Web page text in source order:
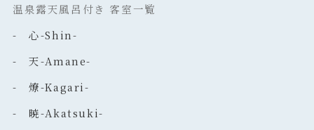
温泉露天風呂付き 客室一覧
- 心-Shin-
- 天-Amane-
- 燎-Kagari-
- 暁-Akatsuki-